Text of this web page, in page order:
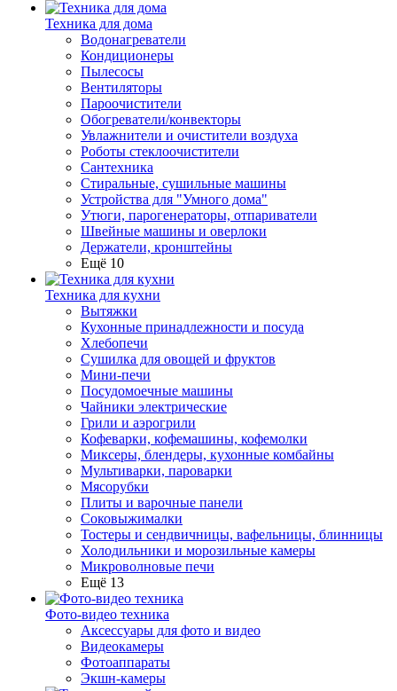
Техника для дома
Водонагреватели
Кондиционеры
Пылесосы
Вентиляторы
Пароочистители
Обогреватели/конвекторы
Увлажнители и очистители воздуха
Роботы стеклоочистители
Сантехника
Стиральные, сушильные машины
Устройства для "Умного дома"
Утюги, парогенераторы, отпариватели
Швейные машины и оверлоки
Держатели, кронштейны
Ещё 10
Техника для кухни
Вытяжки
Кухонные принадлежности и посуда
Хлебопечи
Сушилка для овощей и фруктов
Мини-печи
Посудомоечные машины
Чайники электрические
Грили и аэрогрили
Кофеварки, кофемашины, кофемолки
Миксеры, блендеры, кухонные комбайны
Мультиварки, пароварки
Мясорубки
Плиты и варочные панели
Соковыжималки
Тостеры и сендвичницы, вафельницы, блинницы
Холодильники и морозильные камеры
Микроволновые печи
Ещё 13
Фото-видео техника
Аксессуары для фото и видео
Видеокамеры
Фотоаппараты
Экшн-камеры